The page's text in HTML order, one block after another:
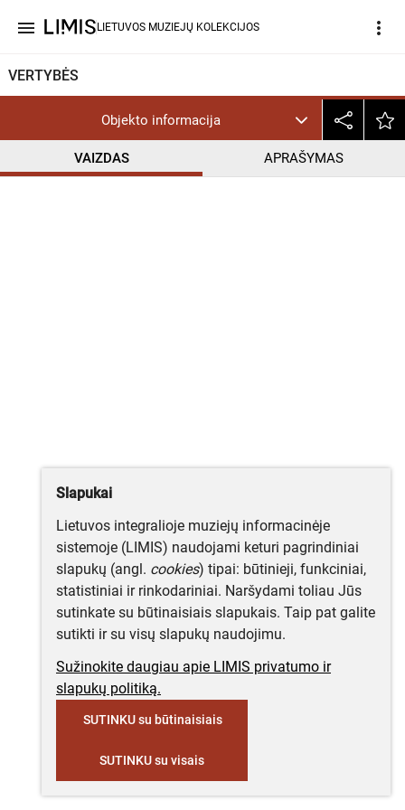
menu LIETUVOS MUZIEJŲ KOLEKCIJOS more_vert
VERTYBĖS
Objekto informacija
VAIZDAS APRAŠYMAS
CC BY-NC-ND
Slapukai
Lietuvos integralioje muziejų informacinėje
sistemoje (LIMIS) naudojami keturi pagrindiniai
slapukų (angl. cookies) tipai: būtinieji, funkciniai,
statistiniai ir rinkodariniai. Naršydami toliau Jūs
sutinkate su būtinaisiais slapukais. Taip pat galite
sutikti ir su visų slapukų naudojimu.
Sužinokite daugiau apie LIMIS privatumo ir
slapukų politiką.
SUTINKU su būtinaisiais
SUTINKU su visais